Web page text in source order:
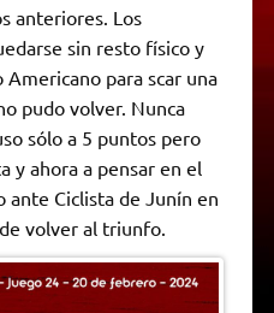
anteriores. Los
sin resto físico y
para scar una
pudo volver. Nunca
sólo a 5 puntos pero
y ahora a pensar en el
ante Ciclista de Junín en
volver al triunfo.